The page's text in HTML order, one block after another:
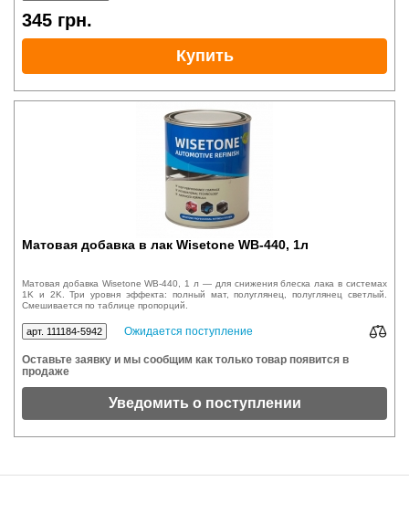
345 грн.
Купить
Матовая добавка в лак Wisetone WB-440, 1л
Матовая добавка Wisetone WB-440, 1 л — для снижения блеска лака в системах
1K и 2K. Три уровня эффекта: полный мат, полуглянец, полуглянец светлый.
Смешивается по таблице пропорций.
арт. 111184-5942 Ожидается поступление
Оставьте заявку и мы сообщим как только товар появится в
продаже
Уведомить о поступлении